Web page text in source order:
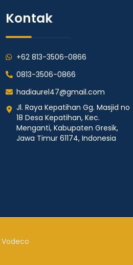
Kontak
+62 813-3506-0866
0813-3506-0866
hadiaurel47@gmail.com
Jl. Raya Kepatihan Gg. Masjid no
18 Desa Kepatihan, Kec.
Menganti, Kabupaten Gresik,
Jawa Timur 61174, Indonesia
Vodeco